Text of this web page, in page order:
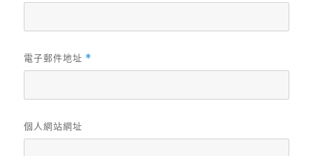
電子郵件地址 *
個人網站網址